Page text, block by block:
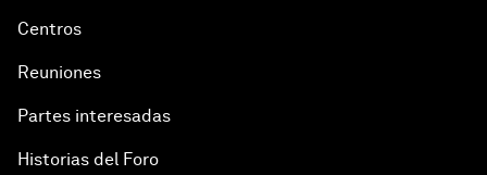
Centros
Reuniones
Partes interesadas
Historias del Foro